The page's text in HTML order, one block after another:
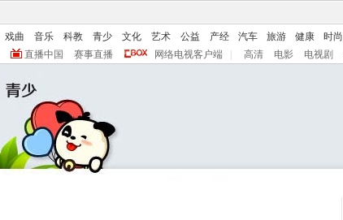
戏曲 音乐 科教 青少 文化 艺术 公益 产经 汽车 旅游 健康 时尚
直播中国 赛事直播 网络电视客户端 高清 电影 电视剧